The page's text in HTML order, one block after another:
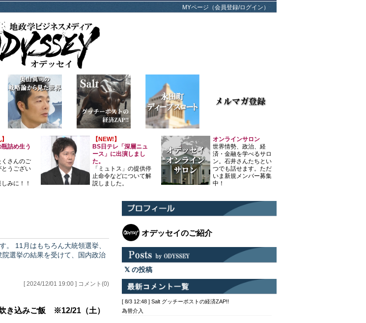
MYページ（会員登録/ログイン）
詰め生う
さんのご
うござい
みに！！
【NEW!】
BS日テレ「深層ニュ
ース」に出演しまし
た。
「ミュトス」の提供停
止命令などについて解
説しました。
オンラインサロン
世界情勢、政治、経
済・金融を学べるサロ
ン。石井さんたちとい
つでも話せます。ただ
いま新規メンバー募集
中！
挙、
選挙の結果を受けて、国内政治
[ 2024/12/01 19:00 ] コメント(0)
き込みご飯 ※12/21（土）
オデッセイのご紹介
の投稿
[ 8/3 12:48 ] Salt グッチーポストの経済ZAP!!
為替介入